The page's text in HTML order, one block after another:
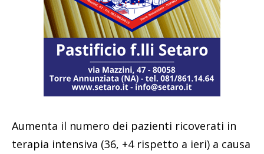
Aumenta il numero dei pazienti ricoverati in
terapia intensiva (36, +4 rispetto a ieri) a causa